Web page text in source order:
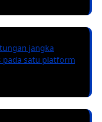
jangka
pada satu platform